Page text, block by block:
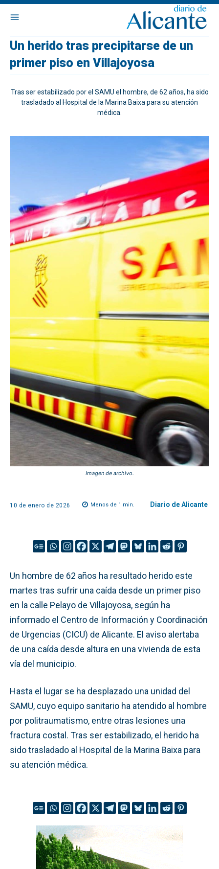
Un herido tras precipitarse de un
primer piso en Villajoyosa
Tras ser estabilizado por el SAMU el hombre, de 62 años, ha sido
trasladado al Hospital de la Marina Baixa para su atención
médica.
Imagen de archivo.
10 de enero de 2026 Menos de 1 min. Diario de Alicante
Un hombre de 62 años ha resultado herido este
martes tras sufrir una caída desde un primer piso
en la calle Pelayo de Villajoyosa, según ha
informado el Centro de Información y Coordinación
de Urgencias (CICU) de Alicante. El aviso alertaba
de una caída desde altura en una vivienda de esta
vía del municipio.
Hasta el lugar se ha desplazado una unidad del
SAMU, cuyo equipo sanitario ha atendido al hombre
por politraumatismo, entre otras lesiones una
fractura costal. Tras ser estabilizado, el herido ha
sido trasladado al Hospital de la Marina Baixa para
su atención médica.